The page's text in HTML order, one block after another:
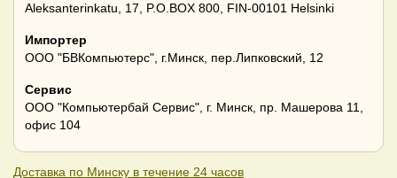
Aleksanterinkatu, 17, P.O.BOX 800, FIN-00101 Helsinki
Импортер
ООО "БВКомпьютерс", г.Минск, пер.Липковский, 12
Сервис
ООО "Компьютербай Сервис", г. Минск, пр. Машерова 11,
офис 104
Доставка по Минску в течение 24 часов